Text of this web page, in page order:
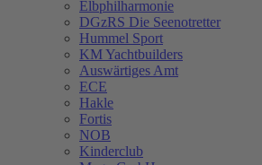
Elbphilharmonie
DGzRS Die Seenotretter
Hummel Sport
KM Yachtbuilders
Auswärtiges Amt
ECE
Hakle
Fortis
NOB
Kinderclub